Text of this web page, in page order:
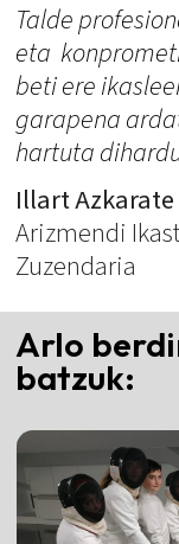
Talde
eta
beti ere
garapena
hartuta
Illart Azkarate
Arizmendi
Zuzendaria
Arlo
batzuk: